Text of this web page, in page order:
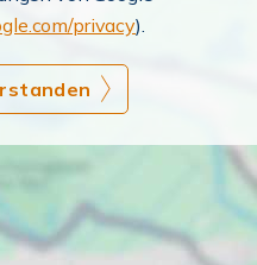
privacy).